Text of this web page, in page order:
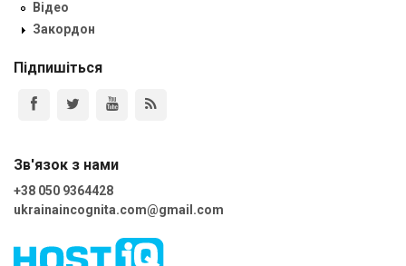
Відео
Закордон
Підпишіться
Зв'язок з нами
+38 050 9364428
ukrainaincognita.com@gmail.com